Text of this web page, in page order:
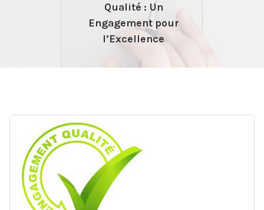
Qualité : Un
Engagement pour
l’Excellence